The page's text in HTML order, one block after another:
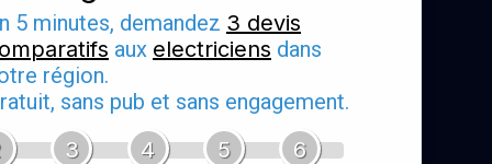
5 minutes, demandez 3 devis
aux electriciens dans
région.
sans pub et sans engagement.
3 4 5 6